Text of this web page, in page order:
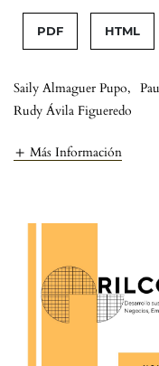
PDF HTML
Saily Almaguer Pupo,
Rudy Ávila Figueredo
Más Información